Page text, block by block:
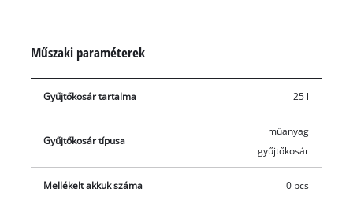
hosszabb üzemidőt biztosít, mint a hagyományos szénkefés
motorok. Online regisztráció után a szénkefe nélküli motorra
10 év garancia érvényes. A háromfokozatú axiális
összecsukható vezetőszár helytakarékos tárolást, a beépített
hordfogantyú egyszerű szállítást biztosít. A fűgyűjtő kosár 25
literes. A nagy felületű kerekek egyenletes nyírást tesznek
lehetővé. Akkumulátor és töltő nélkül; ezek külön vásárolhatók
Műszaki paraméterek
Gyűjtőkosár tartalma 25 l
Gyűjtőkosár típusa
műanyag
gyűjtőkosár
Mellékelt akkuk száma 0 pcs